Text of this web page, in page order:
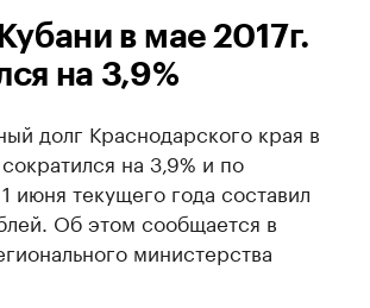
в мае 2017г.
на 3,9%
долг Краснодарского края в
на 3,9% и по
июня текущего года составил
Об этом сообщается в
министерства